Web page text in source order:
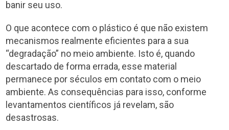
banir seu uso.
O que acontece com o plástico é que não existem
mecanismos realmente eficientes para a sua
“degradação” no meio ambiente. Isto é, quando
descartado de forma errada, esse material
permanece por séculos em contato com o meio
ambiente. As consequências para isso, conforme
levantamentos científicos já revelam, são
desastrosas.